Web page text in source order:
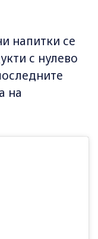
напитки се
с нулево
на